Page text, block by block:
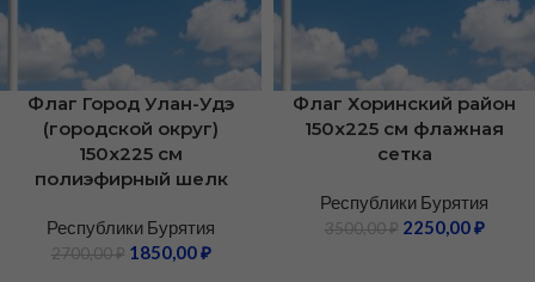
Флаг Город Улан-Удэ
(городской округ)
150х225 см
полиэфирный шелк
Республики Бурятия
2700,00₽ 1850,00₽
Флаг Хоринский район
150х225 см флажная
сетка
Республики Бурятия
3500,00₽ 2250,00₽